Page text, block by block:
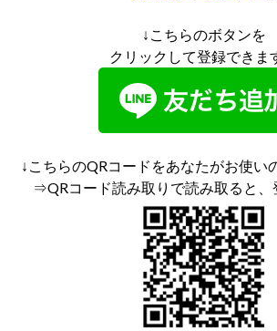
↓こちらのボタンを
クリックして登録できま
↓こちらのQRコードをあなたがお使い
⇒QRコード読み取りで読み取ると、